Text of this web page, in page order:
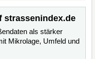
strassenindex.de
als stärker
Mikrolage, Umfeld und